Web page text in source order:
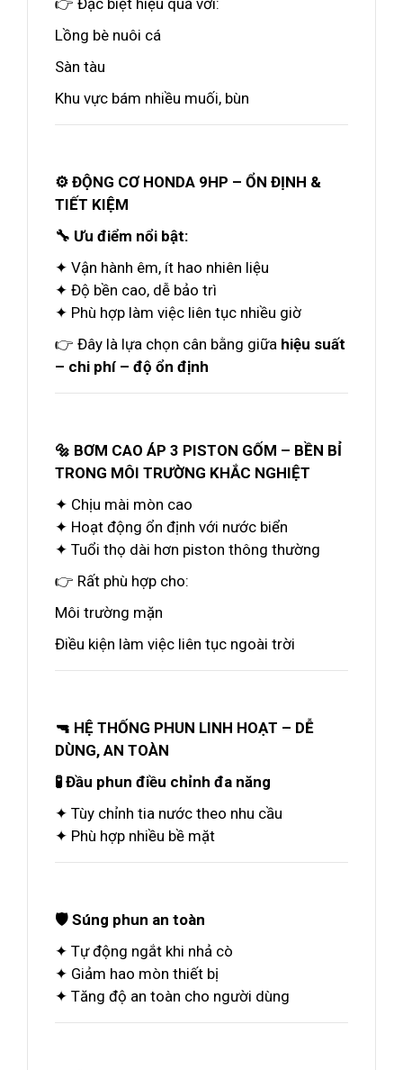
👉 Đặc biệt hiệu quả với:
Lồng bè nuôi cá
Sàn tàu
Khu vực bám nhiều muối, bùn
⚙️ ĐỘNG CƠ HONDA 9HP – ỔN ĐỊNH &
TIẾT KIỆM
🔧 Ưu điểm nổi bật:
✦ Vận hành êm, ít hao nhiên liệu
✦ Độ bền cao, dễ bảo trì
✦ Phù hợp làm việc liên tục nhiều giờ
👉 Đây là lựa chọn cân bằng giữa hiệu suất
– chi phí – độ ổn định
🔩 BƠM CAO ÁP 3 PISTON GỐM – BỀN BỈ
TRONG MÔI TRƯỜNG KHẮC NGHIỆT
✦ Chịu mài mòn cao
✦ Hoạt động ổn định với nước biển
✦ Tuổi thọ dài hơn piston thông thường
👉 Rất phù hợp cho:
Môi trường mặn
Điều kiện làm việc liên tục ngoài trời
🔫 HỆ THỐNG PHUN LINH HOẠT – DỄ
DÙNG, AN TOÀN
🧪 Đầu phun điều chỉnh đa năng
✦ Tùy chỉnh tia nước theo nhu cầu
✦ Phù hợp nhiều bề mặt
🛡️ Súng phun an toàn
✦ Tự động ngắt khi nhả cò
✦ Giảm hao mòn thiết bị
✦ Tăng độ an toàn cho người dùng